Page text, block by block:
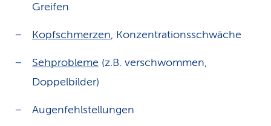
Greifen
Kopfschmerzen, Konzentrationsschwäche
Sehprobleme (z.B. verschwommen,
Doppelbilder)
Augenfehlstellungen